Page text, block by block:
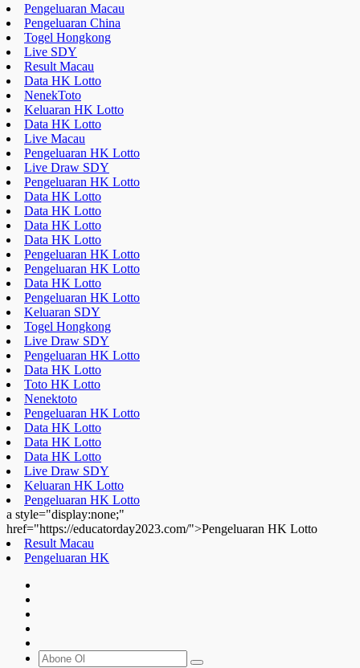
Pengeluaran Macau
Pengeluaran China
Togel Hongkong
Live SDY
Result Macau
Data HK Lotto
NenekToto
Keluaran HK Lotto
Data HK Lotto
Live Macau
Pengeluaran HK Lotto
Live Draw SDY
Pengeluaran HK Lotto
Data HK Lotto
Data HK Lotto
Data HK Lotto
Data HK Lotto
Pengeluaran HK Lotto
Pengeluaran HK Lotto
Data HK Lotto
Pengeluaran HK Lotto
Keluaran SDY
Togel Hongkong
Live Draw SDY
Pengeluaran HK Lotto
Data HK Lotto
Toto HK Lotto
Nenektoto
Pengeluaran HK Lotto
Data HK Lotto
Data HK Lotto
Data HK Lotto
Live Draw SDY
Keluaran HK Lotto
Pengeluaran HK Lotto
a style="display:none;"
href="https://educatorday2023.com/">Pengeluaran HK Lotto
Result Macau
Pengeluaran HK